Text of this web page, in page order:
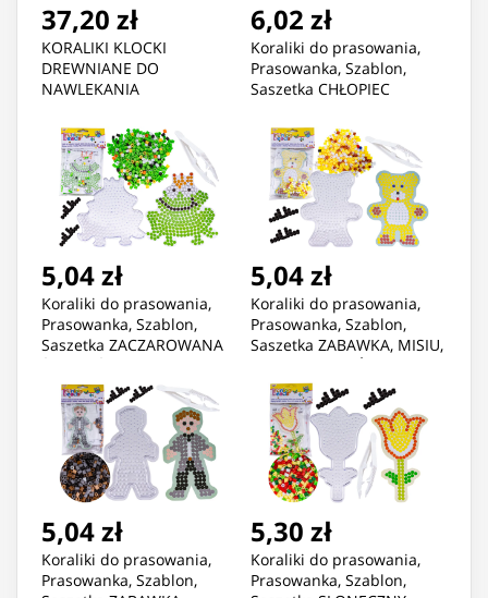
37,20 zł
KORALIKI KLOCKI
DREWNIANE DO
NAWLEKANIA
6,02 zł
Koraliki do prasowania,
Prasowanka, Szablon,
Saszetka CHŁOPIEC
5,04 zł
Koraliki do prasowania,
Prasowanka, Szablon,
Saszetka ZACZAROWANA
5,04 zł
Koraliki do prasowania,
Prasowanka, Szablon,
Saszetka ZABAWKA, MISIU,
5,04 zł
Koraliki do prasowania,
Prasowanka, Szablon,
5,30 zł
Koraliki do prasowania,
Prasowanka, Szablon,